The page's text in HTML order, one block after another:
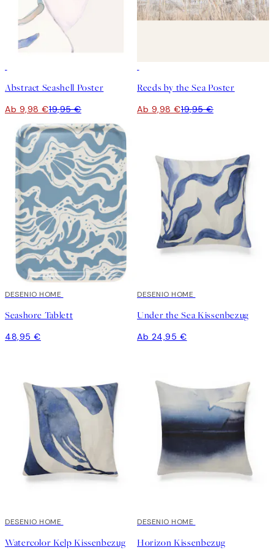
Abstract Seashell Poster
Ab 9,98 €19,95 €
Reeds by the Sea Poster
Ab 9,98 €19,95 €
DESENIO HOME
Seashore Tablett
48,95 €
DESENIO HOME
Under the Sea Kissenbezug
Ab 24,95 €
DESENIO HOME
Watercolor Kelp Kissenbezug
DESENIO HOME
Horizon Kissenbezug